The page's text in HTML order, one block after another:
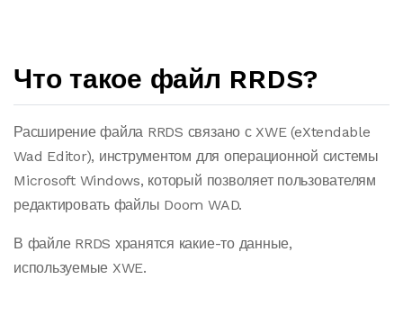
Что такое файл RRDS?
Расширение файла RRDS связано с XWE (eXtendable
Wad Editor), инструментом для операционной системы
Microsoft Windows, который позволяет пользователям
редактировать файлы Doom WAD.
В файле RRDS хранятся какие-то данные,
используемые XWE.